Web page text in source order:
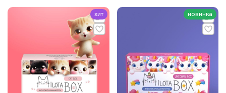
хит новинка